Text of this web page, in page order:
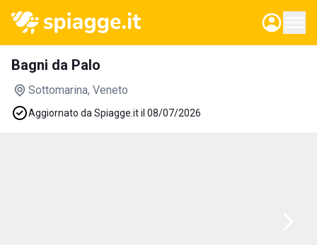
Bagni da Palo
Sottomarina, Veneto
Aggiornato da Spiagge.it il 08/07/2026